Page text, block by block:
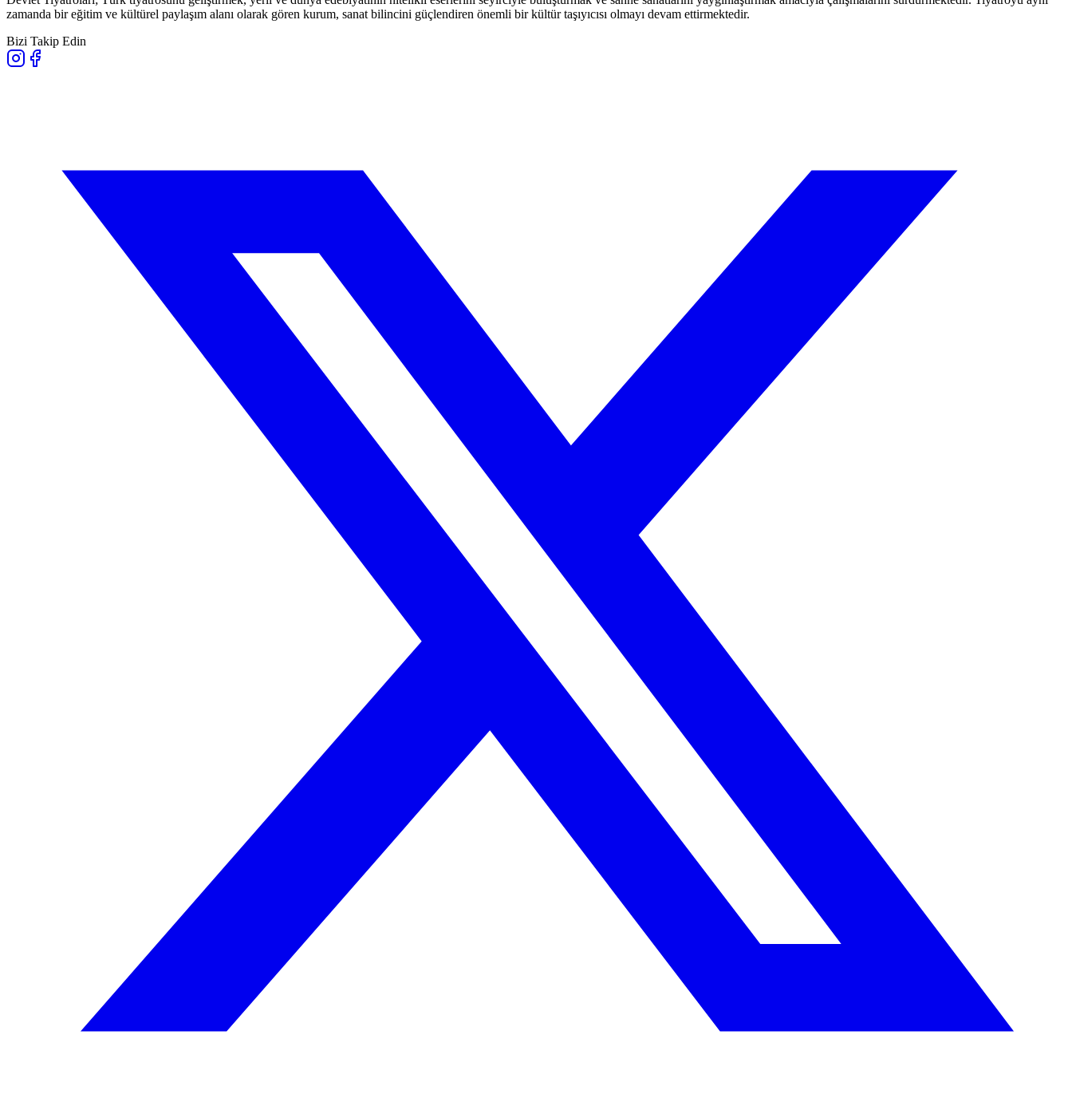
zamanda bir eğitim ve kültürel paylaşım alanı olarak gören kurum, sanat bilincini güçlendiren önemli bir kültür taşıyıcısı olmayı devam ettirmektedir.
Bizi Takip Edin